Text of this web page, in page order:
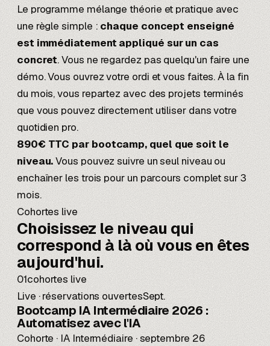
Le programme mélange théorie et pratique avec
une règle simple : chaque concept enseigné
est immédiatement appliqué sur un cas
concret. Vous ne regardez pas quelqu'un faire une
démo. Vous ouvrez votre ordi et vous faites. À la fin
du mois, vous repartez avec des projets terminés
que vous pouvez directement utiliser dans votre
quotidien pro.
890€ TTC par bootcamp, quel que soit le
niveau.Vous pouvez suivre un seul niveau ou
enchaîner les trois pour un parcours complet sur 3
mois.
Cohortes live
Choisissez le niveau qui
correspondà là où vous en êtes
aujourd'hui.
01cohortes live
Live · réservations ouvertesSept.
Bootcamp IA Intermédiaire 2026 :
Automatisez avec l'IA
Cohorte · IA Intermédiaire · septembre 26